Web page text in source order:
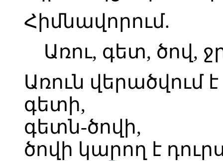
Հիմնավորում.
Առու, գետ, ծով,
Առուն վերածվում
գետի,
գետն-ծովի,
ծովի կարող է